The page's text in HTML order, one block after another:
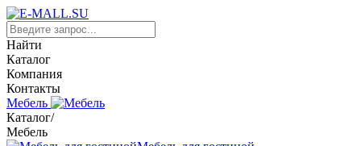
Найти
Каталог
Компания
Контакты
Мебель
Каталог/
Мебель